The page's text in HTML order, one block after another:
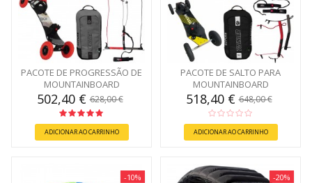
PACOTE DE PROGRESSÃO DE
MOUNTAINBOARD
502,40 €628,00 €
ADICIONAR AO CARRINHO
PACOTE DE SALTO PARA
MOUNTAINBOARD
518,40 €648,00 €
ADICIONAR AO CARRINHO
-10% -20%